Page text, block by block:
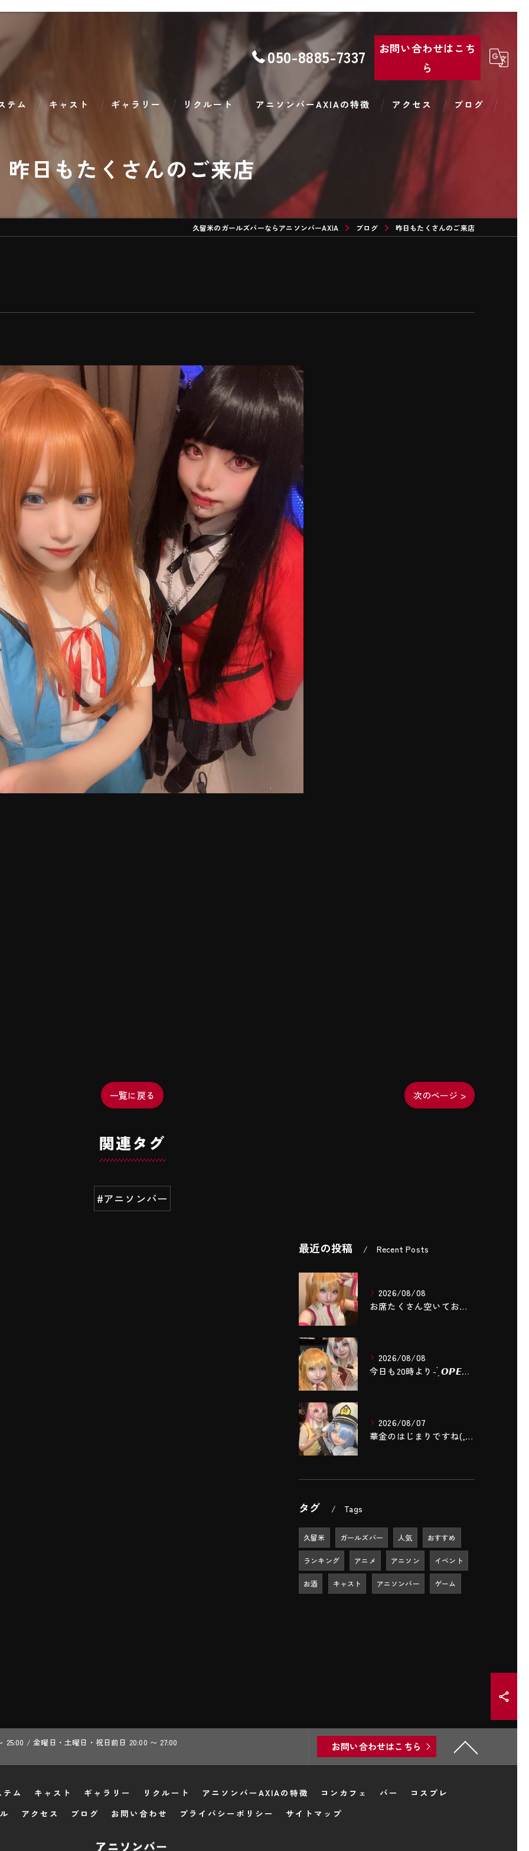
050-8885-7337
お問い合わせはこち
ら
テム キャスト ギャラリー リクルート アニソンバーAXIAの特徴
コンカフェ
バー
コスプレ
カラオケ
アクセス ブログ
昨日もたくさんのご来店
久留米のガールズバーならアニソンバーAXIA ブログ 昨日もたくさんのご来店
一覧に戻る 次のページ >
関連タグ
#アニソンバー
最近の投稿 Recent Posts
2026/08/08
お席たくさん空いております‼️
2026/08/08
今日も20時より- ̗̀ 𝙊𝙋𝙀𝙉 .ᐟ.ᐟ ̖́-❣️
2026/08/07
華金のはじまりですね(,,- -,,)❤️‍🔥❤️‍🔥❤️‍...
タグ Tags
久留米 ガールズバー 人気 おすすめ
ランキング アニメ アニソン イベント
お酒 キャスト アニソンバー ゲーム
25:00 / 金曜日・土曜日・祝日前日 20:00 〜 27:00 お問い合わせはこちら
ム キャスト ギャラリー リクルート アニソンバーAXIAの特徴 コンカフェ バー
コスプレ
アクセス ブログ お問い合わせ プライバシーポリシー サイトマップ